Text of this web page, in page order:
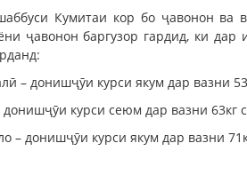
Кумитаи кор бо ҷавонон ва
ҷавонон баргузор гардид, ки
– донишҷӯи курси якум дар вазни
курси сеюм дар вазни 63кг
– донишҷӯи курси якум дар вазни